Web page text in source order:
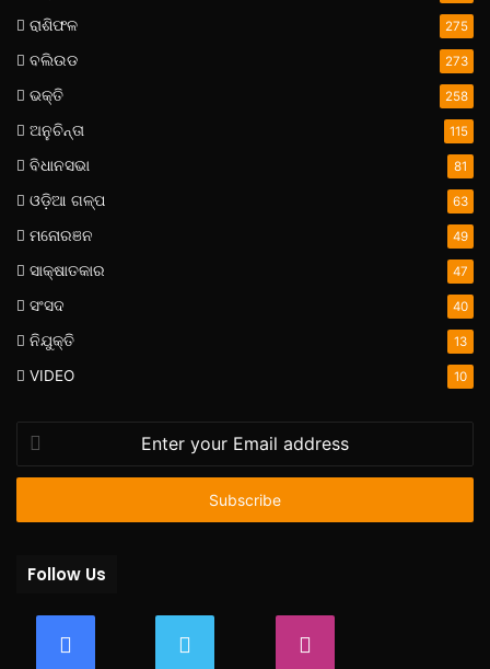
ରାଶିଫଳ 275
ବଲିଉଡ 273
ଭକ୍ତି 258
ଅନୁଚିନ୍ତା 115
ବିଧାନସଭା 81
ଓଡ଼ିଆ ଗଳ୍ପ 63
ମନୋରଞନ 49
ସାକ୍ଷାତକାର 47
ସଂସଦ 40
ନିଯୁକ୍ତି 13
VIDEO 10
your
Email
Follow Us